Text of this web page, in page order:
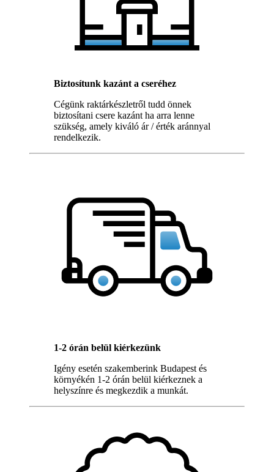
Biztosítunk kazánt a cseréhez
Cégünk raktárkészletről tudd önnek
biztosítani csere kazánt ha arra lenne
szükség, amely kiváló ár / érték aránnyal
rendelkezik.
1-2 órán belül kiérkezünk
Igény esetén szakemberink Budapest és
környékén 1-2 órán belül kiérkeznek a
helyszínre és megkezdik a munkát.